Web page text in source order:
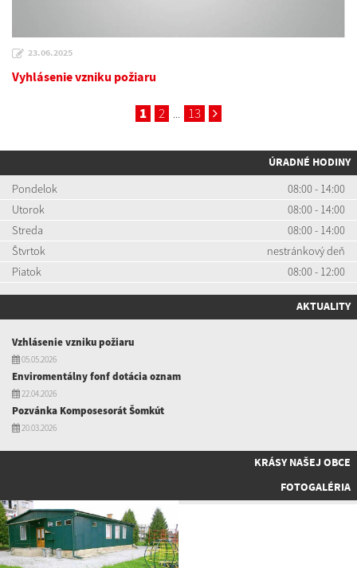
23.06.2025
Vyhlásenie vzniku požiaru
1 2 ... 13
ÚRADNÉ HODINY
Pondelok
08:00 - 14:00
Utorok
08:00 - 14:00
Streda
08:00 - 14:00
Štvrtok
nestránkový deň
Piatok
08:00 - 12:00
AKTUALITY
Vzhlásenie vzniku požiaru
05.05.2026
Enviromentálny fonf dotácia oznam
22.04.2026
Pozvánka Komposesorát Šomkút
20.03.2026
KRÁSY NAŠEJ OBCE
FOTOGALÉRIA